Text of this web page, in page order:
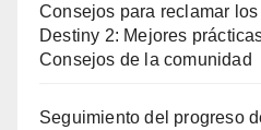
Consejos para reclamar
Destiny 2: Mejores
Consejos de la comunidad
Seguimiento del progreso